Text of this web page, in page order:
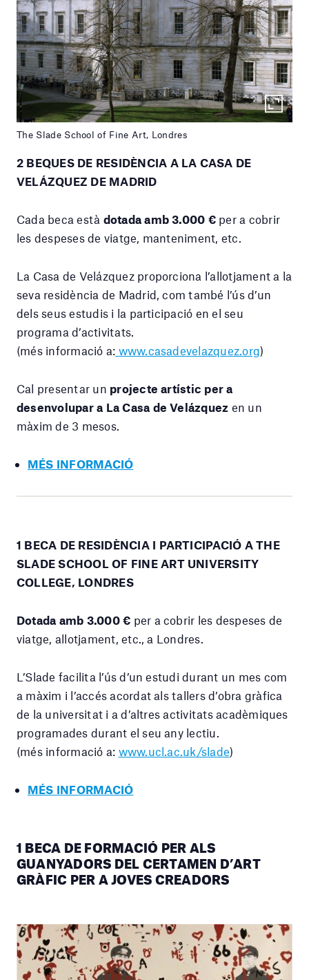
The Slade School of Fine Art, Londres
2 BEQUES DE RESIDÈNCIA A LA CASA DE
VELÁZQUEZ DE MADRID
Cada beca està dotada amb 3.000 €per a cobrir
les despeses de viatge, manteniment, etc.
La Casa de Velázquez proporciona l’allotjament a la
seva residència de Madrid, com també l’ús d’un
dels seus estudis i la participació en el seu
programa d’activitats.
(més informació a: www.casadevelazquez.org)
Cal presentar un projecte artístic per a
desenvolupar a La Casa de Velázquez en un
màxim de 3 mesos.
MÉS INFORMACIÓ
1 BECA DE RESIDÈNCIA I PARTICIPACIÓ A THE
SLADE SCHOOL OF FINE ART UNIVERSITY
COLLEGE, LONDRES
Dotada amb 3.000 € per a cobrir les despeses de
viatge, allotjament, etc., a Londres.
L’Slade facilita l’ús d’un estudi durant un mes com
a màxim i l’accés acordat als tallers d’obra gràfica
de la universitat i a d’altres activitats acadèmiques
programades durant el seu any lectiu.
(més informació a: www.ucl.ac.uk/slade)
MÉS INFORMACIÓ
1 BECA DE FORMACIÓ PER ALS
GUANYADORS DEL CERTAMEN D’ART
GRÀFIC PER A JOVES CREADORS